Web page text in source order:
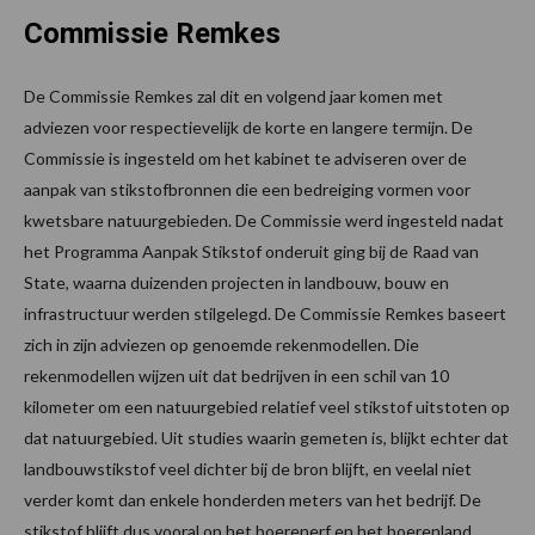
Commissie Remkes
De Commissie Remkes zal dit en volgend jaar komen met
adviezen voor respectievelijk de korte en langere termijn. De
Commissie is ingesteld om het kabinet te adviseren over de
aanpak van stikstofbronnen die een bedreiging vormen voor
kwetsbare natuurgebieden. De Commissie werd ingesteld nadat
het Programma Aanpak Stikstof onderuit ging bij de Raad van
State, waarna duizenden projecten in landbouw, bouw en
infrastructuur werden stilgelegd. De Commissie Remkes baseert
zich in zijn adviezen op genoemde rekenmodellen. Die
rekenmodellen wijzen uit dat bedrijven in een schil van 10
kilometer om een natuurgebied relatief veel stikstof uitstoten op
dat natuurgebied. Uit studies waarin gemeten is, blijkt echter dat
landbouwstikstof veel dichter bij de bron blijft, en veelal niet
verder komt dan enkele honderden meters van het bedrijf. De
stikstof blijft dus vooral op het boerenerf en het boerenland.